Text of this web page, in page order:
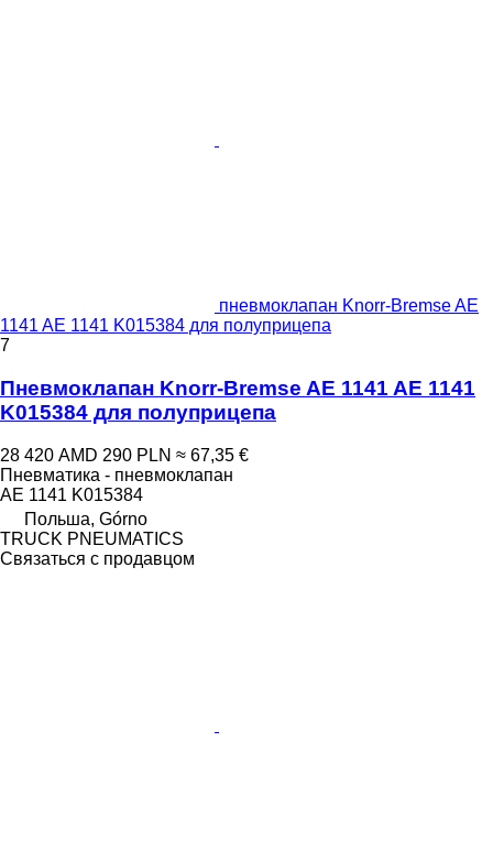
пневмоклапан Knorr-Bremse AE
1141 AE 1141 K015384 для полуприцепа
7
Пневмоклапан Knorr-Bremse AE 1141 AE 1141
K015384 для полуприцепа
28 420 AMD 290 PLN ≈ 67,35 €
Пневматика - пневмоклапан
AE 1141 K015384
Польша, Górno
TRUCK PNEUMATICS
Связаться с продавцом